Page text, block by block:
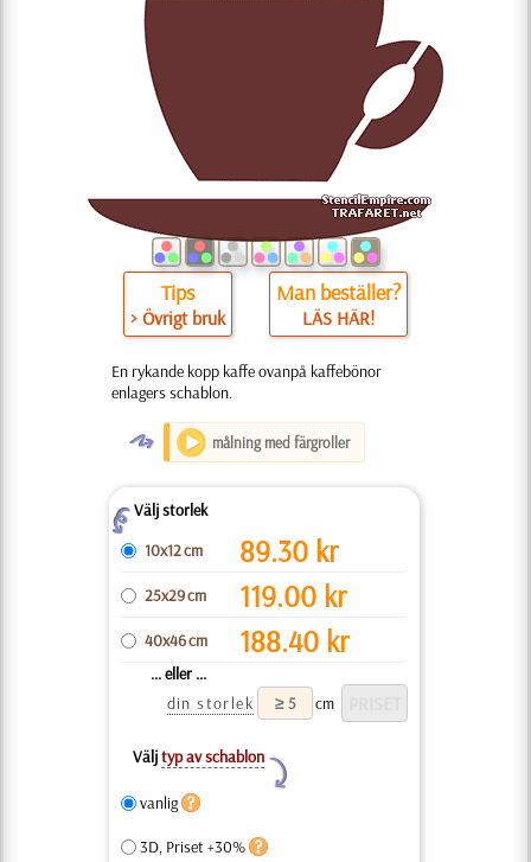
Tips
> Övrigt bruk
Man beställer?
LÄS HÄR!
En rykande kopp kaffe ovanpå kaffebönor
enlagers schablon.
O målning med färgroller
ZVälj storlek
10x12 cm
89.30 kr
25x29 cm 119.00 kr
40x46 cm 188.40 kr
... eller ...
din storlek
cm
Väljtyp av schablon
Y
vanlig
3D, Priset +30%